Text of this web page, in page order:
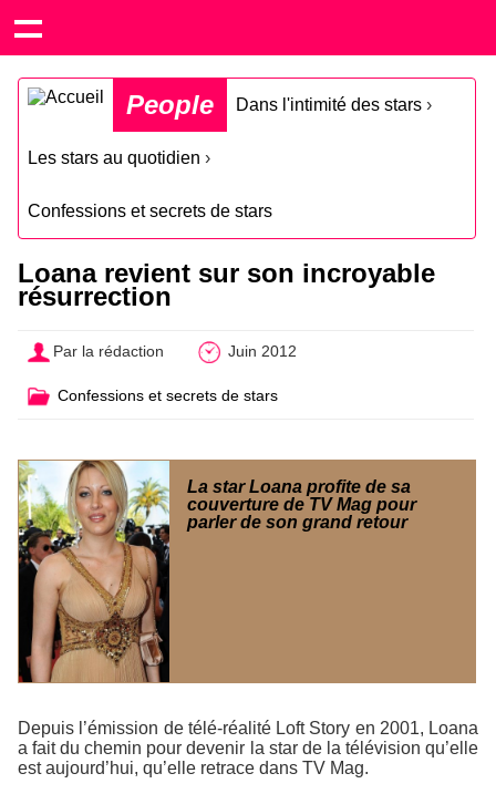
People Dans l'intimité des stars ›
Les stars au quotidien ›
Confessions et secrets de stars
Loana revient sur son incroyable
résurrection
Par la rédaction Juin 2012
Confessions et secrets de stars
La star Loana profite de sa
couverture de TV Mag pour
parler de son grand retour
Depuis l’émission de télé-réalité Loft Story en 2001, Loana
a fait du chemin pour devenir la star de la télévision qu’elle
est aujourd’hui, qu’elle retrace dans TV Mag.